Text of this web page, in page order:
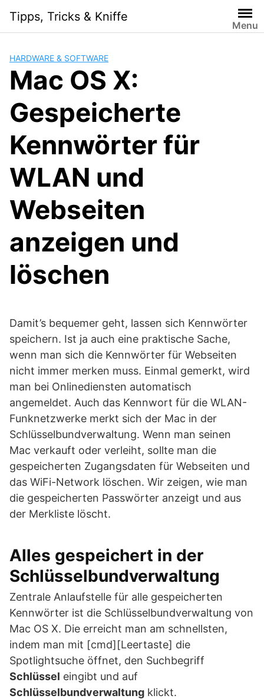
content
Tipps, Tricks & Kniffe
Menu
HARDWARE & SOFTWARE
Mac OS X:
Gespeicherte
Kennwörter für
WLAN und
Webseiten
anzeigen und
löschen
Damit’s bequemer geht, lassen sich Kennwörter
speichern. Ist ja auch eine praktische Sache,
wenn man sich die Kennwörter für Webseiten
nicht immer merken muss. Einmal gemerkt, wird
man bei Onlinediensten automatisch
angemeldet. Auch das Kennwort für die WLAN-
Funknetzwerke merkt sich der Mac in der
Schlüsselbundverwaltung. Wenn man seinen
Mac verkauft oder verleiht, sollte man die
gespeicherten Zugangsdaten für Webseiten und
das WiFi-Network löschen. Wir zeigen, wie man
die gespeicherten Passwörter anzeigt und aus
der Merkliste löscht.
Alles gespeichert in der
Schlüsselbundverwaltung
Zentrale Anlaufstelle für alle gespeicherten
Kennwörter ist die Schlüsselbundverwaltung von
Mac OS X. Die erreicht man am schnellsten,
indem man mit [cmd][Leertaste] die
Spotlightsuche öffnet, den Suchbegriff
Schlüssel eingibt und auf
Schlüsselbundverwaltung klickt.